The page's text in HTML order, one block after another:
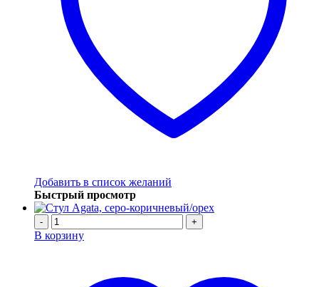
Добавить в список желаний
Быстрый просмотр
- +
В корзину